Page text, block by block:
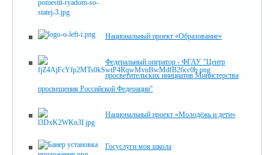
Национальный проект «Образование»
Федеральный оператор - ФГАУ "Центр
просветительских инициатив Министерства
просвещения Российской Федерации"
Национальный проект «Молодёжь и дети»
Госуслуги моя школа